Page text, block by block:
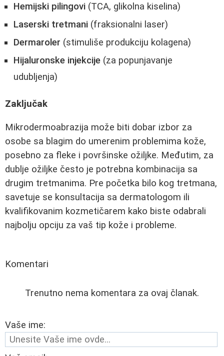
Hemijski pilingovi (TCA, glikolna kiselina)
Laserski tretmani (fraksionalni laser)
Dermaroler (stimuliše produkciju kolagena)
Hijaluronske injekcije (za popunjavanje
udubljenja)
Zaključak
Mikrodermoabrazija može biti dobar izbor za
osobe sa blagim do umerenim problemima kože,
posebno za fleke i površinske ožiljke. Međutim, za
dublje ožiljke često je potrebna kombinacija sa
drugim tretmanima. Pre početka bilo kog tretmana,
savetuje se konsultacija sa dermatologom ili
kvalifikovanim kozmetičarem kako biste odabrali
najbolju opciju za vaš tip kože i probleme.
Komentari
Trenutno nema komentara za ovaj članak.
Vaše ime: